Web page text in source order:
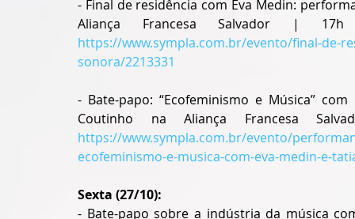
- Final de residência com Eva Medin:
https://www.sympla.com.br/evento/final-de-
sonora/2213331
- Bate-papo: “Ecofeminismo e Música”
https://www.sympla.com.br/evento/
ecofeminismo-e-musica-com-eva-medin-e-
Sexta (27/10):
- Bate-papo sobre a indústria da música